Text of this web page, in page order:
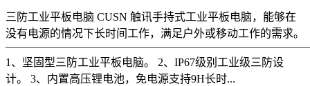
三防工业平板电脑 CUSN 触讯手持式工业平板电脑，能够在
没有电源的情况下长时间工作，满足户外或移动工作的需求。
1、坚固型三防工业平板电脑。 2、IP67级别工业级三防设
计。 3、内置高压锂电池，免电源支持9H长时...